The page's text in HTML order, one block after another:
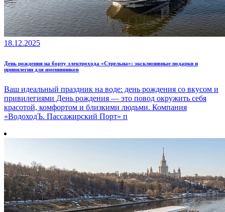
18.12.2025
День рождения на борту электрохода «Стрельна»: эксклюзивные подарки и
привилегии для именинников
Ваш идеальный праздник на воде: день рождения со вкусом и
привилегиями День рождения — это повод окружить себя
красотой, комфортом и близкими людьми. Компания
«ВодоходЪ. Пассажирский Порт» п